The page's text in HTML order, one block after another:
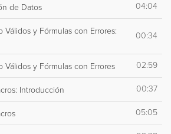
de Datos 04:04
Válidos y Fórmulas con Errores:
00:34
Válidos y Fórmulas con Errores 02:59
Introducción 00:37
05:05